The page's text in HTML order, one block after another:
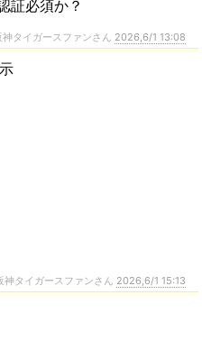
証必須か？
タイガースファンさん 2026,6/1 13:08
タイガースファンさん 2026,6/1 15:13